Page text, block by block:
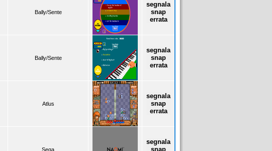
Bally/Sente
segnala
snap
errata
Bally/Sente
segnala
snap
errata
Atlus
segnala
snap
errata
Sega
segnala
snap